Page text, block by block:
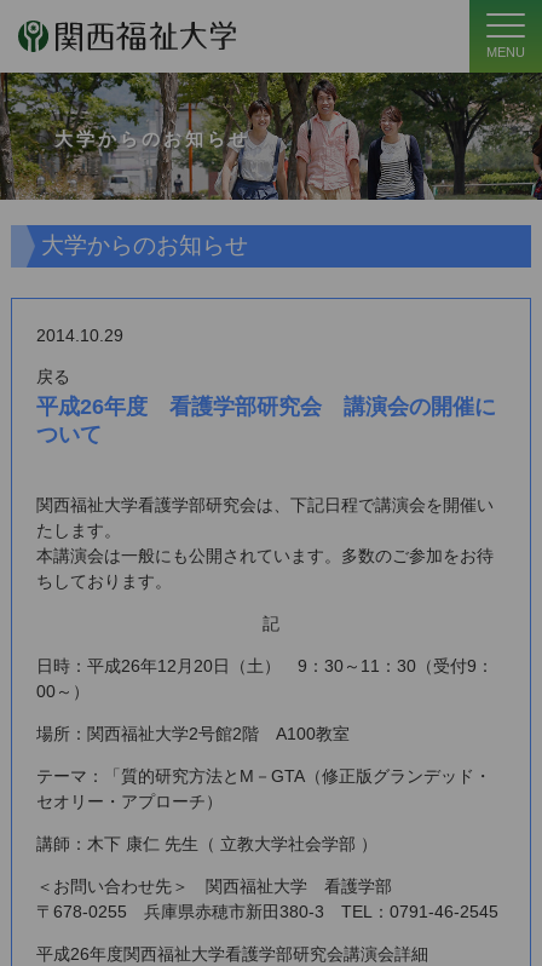
MENU
大学からのお知らせ
大学からのお知らせ
2014.10.29
戻る
平成26年度 看護学部研究会 講演会の開催に
ついて
関西福祉大学看護学部研究会は、下記日程で講演会を開催い
たします。
本講演会は一般にも公開されています。多数のご参加をお待
ちしております。
記
日時：平成26年12月20日（土） 9：30～11：30（受付9：
00～）
場所：関西福祉大学2号館2階 A100教室
テーマ：「質的研究方法とM－GTA（修正版グランデッド・
セオリー・アプローチ）
講師：木下 康仁 先生（ 立教大学社会学部 ）
＜お問い合わせ先＞ 関西福祉大学 看護学部
〒678-0255 兵庫県赤穂市新田380-3 TEL：0791-46-2545
平成26年度関西福祉大学看護学部研究会講演会詳細